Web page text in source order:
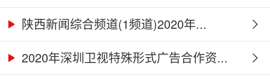
陕西新闻综合频道(1频道)2020年...
2020年深圳卫视特殊形式广告合作资...